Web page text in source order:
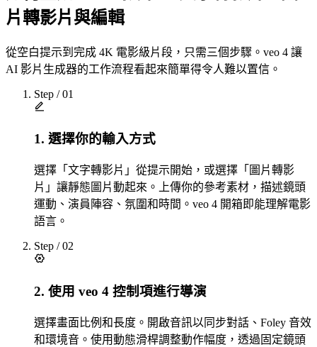
片轉影片與編輯
從空白提示到完成 4K 電影級片段，只需三個步驟。veo 4 讓
AI 影片生成器的工作流程看起來簡單得令人難以置信。
Step /01
1. 選擇你的輸入方式
選擇「文字轉影片」從提示開始，或選擇「圖片轉影
片」讓靜態圖片動起來。上傳你的參考素材，描述鏡頭
運動、演員陣容、氛圍和時間。veo 4 開箱即能理解電影
語言。
Step /02
2. 使用 veo 4 控制項進行導演
選擇畫面比例和長度。開啟音訊以同步對話、Foley 音效
和環境音。使用動態滑桿調整動作幅度，透過固定鏡頭